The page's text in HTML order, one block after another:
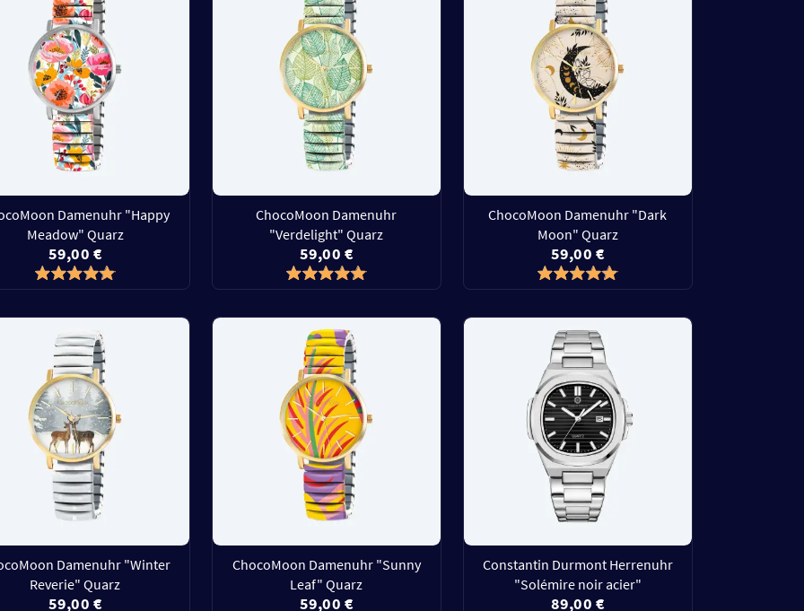
Damenuhr "Happy
Meadow" Quarz
59,00 €
ChocoMoon Damenuhr
"Verdelight" Quarz
59,00 €
ChocoMoon Damenuhr "Dark
Moon" Quarz
59,00 €
Damenuhr "Winter
Reverie" Quarz
59,00 €
ChocoMoon Damenuhr "Sunny
Leaf" Quarz
59,00 €
Constantin Durmont Herrenuhr
"Solémire noir acier"
89,00 €